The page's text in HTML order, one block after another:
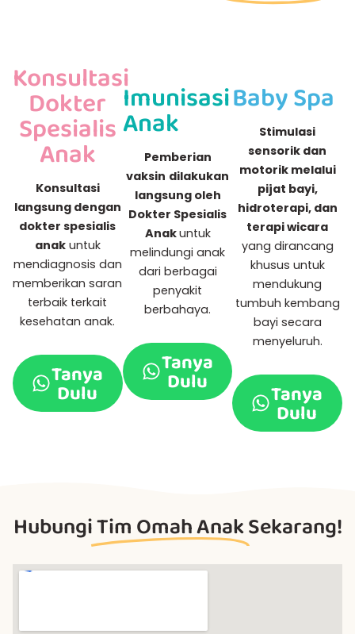
Konsultasi
Dokter
Spesialis
Anak
Konsultasi
langsung dengan
dokter spesialis
anakuntuk
mendiagnosis dan
memberikan saran
terbaik terkait
kesehatan anak.
Tanya
Dulu
Imunisasi
Anak
Pemberian
vaksin dilakukan
langsung oleh
Dokter Spesialis
Anakuntuk
melindungi anak
dari berbagai
penyakit
berbahaya.
Tanya
Dulu
Baby Spa
Stimulasi
sensorik dan
motorik melalui
pijat bayi,
hidroterapi, dan
terapi wicara
yang dirancang
khusus untuk
mendukung
tumbuh kembang
bayi secara
menyeluruh.
Tanya
Dulu
HubungiTim Omah AnakSekarang!